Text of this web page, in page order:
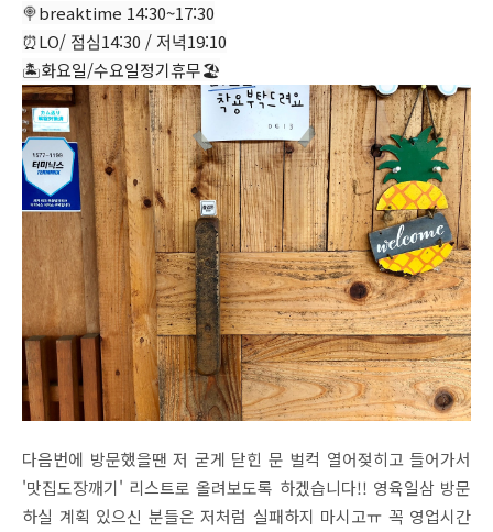
🍭breaktime 14:30~17:30
⏰LO/ 점심14:30 / 저녁19:10
🏝화요일/수요일정기휴무🏖
다음번에 방문했을땐 저 굳게 닫힌 문 벌컥 열어젖히고 들어가서
'맛집도장깨기' 리스트로 올려보도록 하겠습니다!! 영육일삼 방문
하실 계획 있으신 분들은 저처럼 실패하지 마시고ㅠ 꼭 영업시간